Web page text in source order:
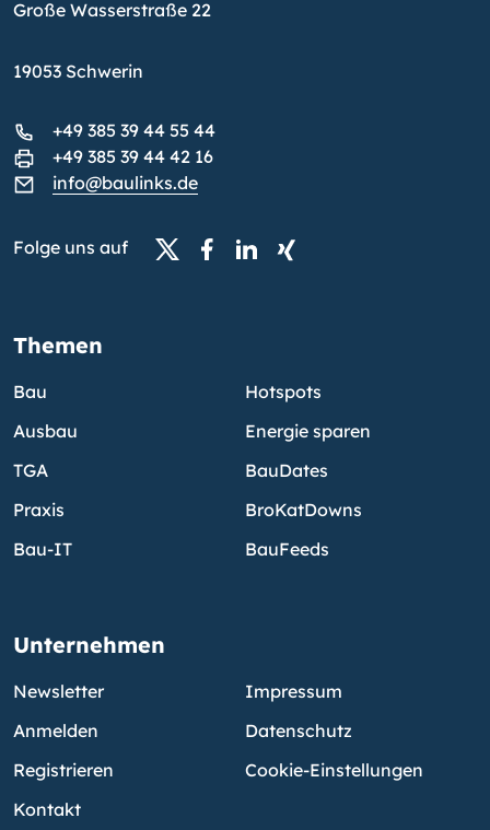
Große Wasserstraße 22
19053 Schwerin
+49 385 39 44 55 44
+49 385 39 44 42 16
info@baulinks.de
Folge uns auf
Themen
Bau
Ausbau
TGA
Praxis
Bau-IT
Hotspots
Energie sparen
BauDates
BroKatDowns
BauFeeds
Unternehmen
Newsletter
Anmelden
Registrieren
Kontakt
Impressum
Datenschutz
Cookie-Einstellungen